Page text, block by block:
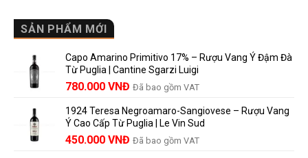
lựa
chọn
đáng
nhãn
rượu
vang
và
những
người
Được
Bao
Lâu?
Dẫn
Lưu
Trữ
Và
SẢN PHẨM MỚI
Capo Amarino Primitivo 17% – Rượu Vang Ý Đậm Đà
Từ Puglia | Cantine Sgarzi Luigi
Giá
là:
858.000 VNĐ.
780.000 VNĐ Giá
tại
là:
780.000 VNĐ.
Đã bao gồm VAT
1924 Teresa Negroamaro-Sangiovese – Rượu Vang
Ý Cao Cấp Từ Puglia | Le Vin Sud
Giá
450.000 VNĐ Giá
Đã bao gồm VAT